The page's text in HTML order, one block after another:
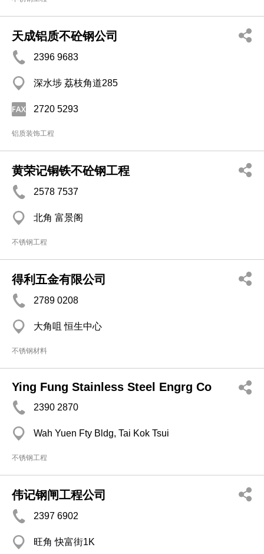
天成铝质不砼钢公司
2396 9683
深水埗 荔枝角道285
2720 5293
铝质装饰工程
黄荣记铜铁不砼钢工程
2578 7537
北角 富景阁
不锈钢工程
得利五金有限公司
2789 0208
大角咀 恒生中心
不锈钢材料
Ying Fung Stainless Steel Engrg Co
2390 2870
Wah Yuen Fty Bldg, Tai Kok Tsui
不锈钢工程
伟记钢闸工程公司
2397 6902
旺角 快富街1K